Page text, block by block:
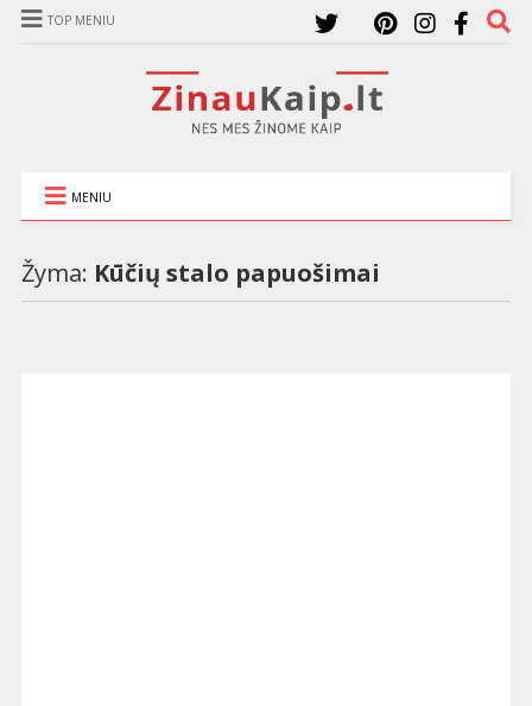
TOP MENIU
MENIU
Žyma: Kūčių stalo papuošimai